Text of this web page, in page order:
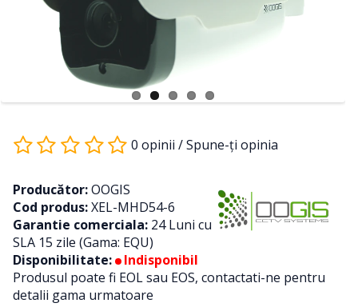
0 opinii /Spune-ţi opinia
Producător:OOGIS
Cod produs:XEL-MHD54-6
Garantie comerciala: 24 Luni cu
SLA 15 zile (Gama: EQU)
Disponibilitate:
Indisponibil
Produsul poate fi EOL sau EOS, contactati-ne pentru
detalii gama urmatoare